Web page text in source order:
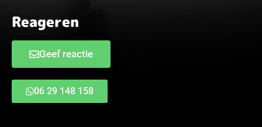
Reageren
Geef reactie
06 29 148 158